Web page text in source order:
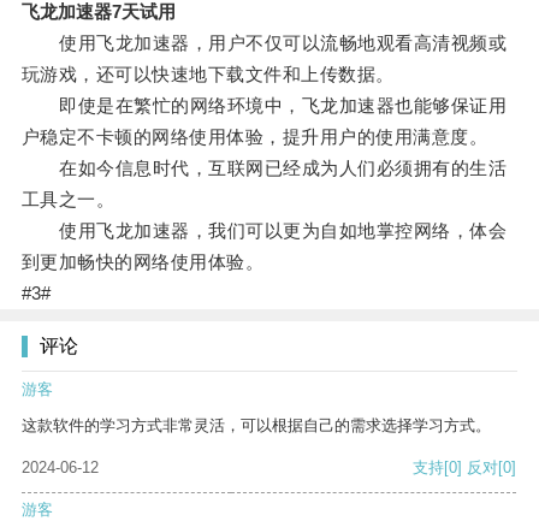
飞龙加速器7天试用
使用飞龙加速器，用户不仅可以流畅地观看高清视频或
玩游戏，还可以快速地下载文件和上传数据。
即使是在繁忙的网络环境中，飞龙加速器也能够保证用
户稳定不卡顿的网络使用体验，提升用户的使用满意度。
在如今信息时代，互联网已经成为人们必须拥有的生活
工具之一。
使用飞龙加速器，我们可以更为自如地掌控网络，体会
到更加畅快的网络使用体验。
#3#
评论
游客
这款软件的学习方式非常灵活，可以根据自己的需求选择学习方式。
2024-06-12 支持[0] 反对[0]
游客